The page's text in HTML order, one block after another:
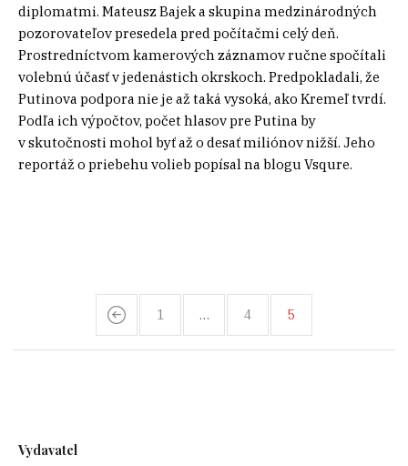
diplomatmi. Mateusz Bajek a skupina medzinárodných
pozorovateľov presedela pred počítačmi celý deň.
Prostredníctvom kamerových záznamov ručne spočítali
volebnú účasť v jedenástich okrskoch. Predpokladali, že
Putinova podpora nie je až taká vysoká, ako Kremeľ tvrdí.
Podľa ich výpočtov, počet hlasov pre Putina by
v skutočnosti mohol byť až o desať miliónov nižší. Jeho
reportáž o priebehu volieb popísal na blogu Vsqure.
1 … 4 5
Vydavatel